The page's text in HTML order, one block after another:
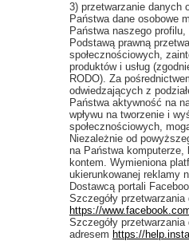
3) przetwarzanie danych
Państwa dane osobowe
Państwa naszego
Podstawą prawną
społecznościowych,
produktów i usług
RODO). Za
odwiedzających z
Państwa aktywność na
wpływu na tworzenie i
społecznościowych,
Niezależnie od
na Państwa komputerze,
kontem. Wymieniona
ukierunkowanej reklamy
Dostawcą portali
Szczegóły
https://
Szczegóły
adresem https://